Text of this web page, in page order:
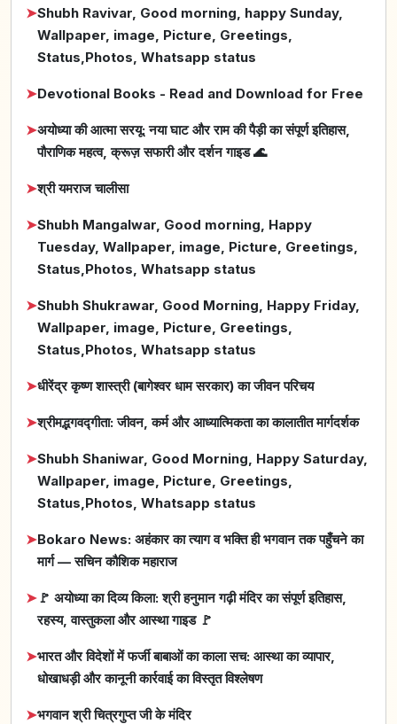
➤Shubh Ravivar, Good morning, happy Sunday,
Wallpaper, image, Picture, Greetings,
Status,Photos, Whatsapp status
➤Devotional Books - Read and Download for Free
➤अयोध्या की आत्मा सरयू: नया घाट और राम की पैड़ी का संपूर्ण इतिहास,
पौराणिक महत्व, क्रूज़ सफारी और दर्शन गाइड 🌊
➤श्री यमराज चालीसा
➤Shubh Mangalwar, Good morning, Happy
Tuesday, Wallpaper, image, Picture, Greetings,
Status,Photos, Whatsapp status
➤Shubh Shukrawar, Good Morning, Happy Friday,
Wallpaper, image, Picture, Greetings,
Status,Photos, Whatsapp status
➤धीरेंद्र कृष्ण शास्त्री (बागेश्वर धाम सरकार) का जीवन परिचय
➤श्रीमद्भगवद्गीता: जीवन, कर्म और आध्यात्मिकता का कालातीत मार्गदर्शक
➤Shubh Shaniwar, Good Morning, Happy Saturday,
Wallpaper, image, Picture, Greetings,
Status,Photos, Whatsapp status
➤Bokaro News: अहंकार का त्याग व भक्ति ही भगवान तक पहुँचने का
मार्ग — सचिन कौशिक महाराज
➤🚩 अयोध्या का दिव्य किला: श्री हनुमान गढ़ी मंदिर का संपूर्ण इतिहास,
रहस्य, वास्तुकला और आस्था गाइड 🚩
➤भारत और विदेशों में फर्जी बाबाओं का काला सच: आस्था का व्यापार,
धोखाधड़ी और कानूनी कार्रवाई का विस्तृत विश्लेषण
➤भगवान श्री चित्रगुप्त जी के मंदिर